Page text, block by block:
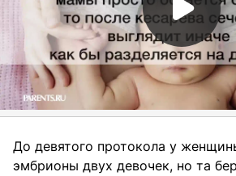
До девятого протокола у
эмбрионы двух девочек, но та